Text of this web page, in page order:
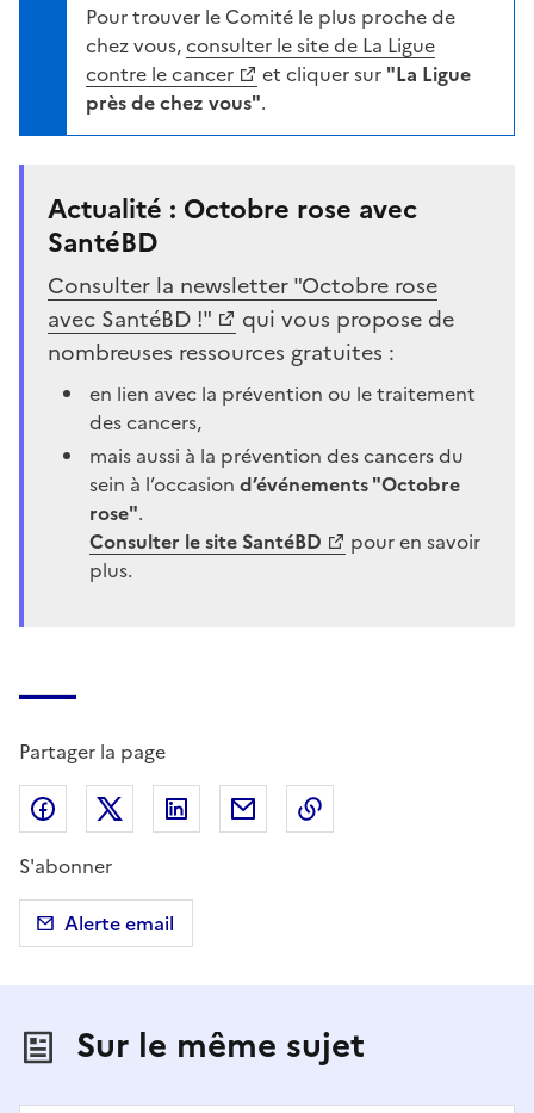
Pour trouver le Comité le plus proche de
chez vous,consulter le site de La Ligue
contre le cancer
et cliquer sur "La Ligue
près de chez vous".
Actualité : Octobre rose avec
SantéBD
Consulter la newsletter "Octobre rose
avec SantéBD !"
qui vous propose de
nombreuses ressources gratuites :
en lien avec la prévention ou le traitement
des cancers,
mais aussi à la prévention des cancers du
sein à l’occasiond’événements "Octobre
rose".
Consulter le site SantéBD
pour en savoir
plus.
Partager la page
Partager sur Facebook
Partager sur X (anciennement Twitter)
Partager sur LinkedIn
Partager par email
S'abonner
Alerte email
Sur le même sujet